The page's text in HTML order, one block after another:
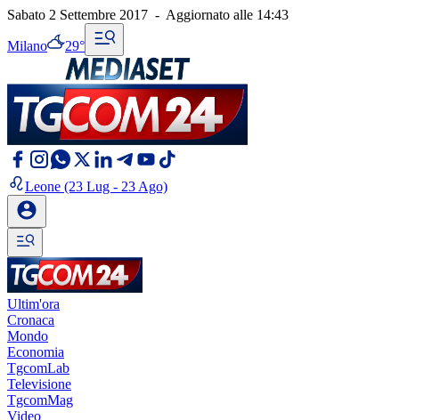
Sabato 2 Settembre 2017 - Aggiornato alle 14:43
Milano 29°
Leone (23 Lug - 23 Ago)
Ultim'ora
Cronaca
Mondo
Economia
TgcomLab
Televisione
TgcomMag
Video